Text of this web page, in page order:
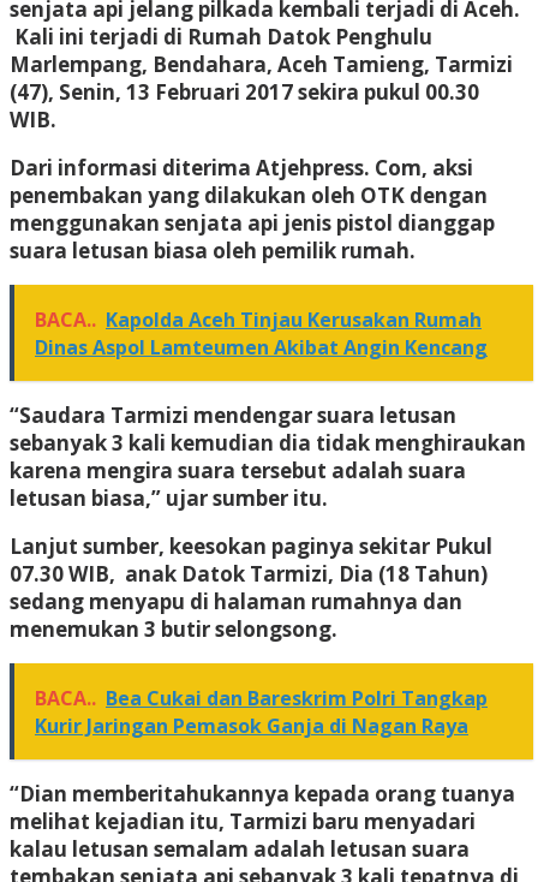
senjata api jelang pilkada kembali terjadi di Aceh.
Kali ini terjadi di Rumah Datok Penghulu
Marlempang, Bendahara, Aceh Tamieng, Tarmizi
(47), Senin, 13 Februari 2017 sekira pukul 00.30
WIB.
Dari informasi diterima Atjehpress. Com, aksi
penembakan yang dilakukan oleh OTK dengan
menggunakan senjata api jenis pistol dianggap
suara letusan biasa oleh pemilik rumah.
BACA.. Kapolda Aceh Tinjau Kerusakan Rumah
Dinas Aspol Lamteumen Akibat Angin Kencang
“Saudara Tarmizi mendengar suara letusan
sebanyak 3 kali kemudian dia tidak menghiraukan
karena mengira suara tersebut adalah suara
letusan biasa,” ujar sumber itu.
Lanjut sumber, keesokan paginya sekitar Pukul
07.30 WIB, anak Datok Tarmizi, Dia (18 Tahun)
sedang menyapu di halaman rumahnya dan
menemukan 3 butir selongsong.
BACA.. Bea Cukai dan Bareskrim Polri Tangkap
Kurir Jaringan Pemasok Ganja di Nagan Raya
“Dian memberitahukannya kepada orang tuanya
melihat kejadian itu, Tarmizi baru menyadari
kalau letusan semalam adalah letusan suara
tembakan senjata api sebanyak 3 kali tepatnya di